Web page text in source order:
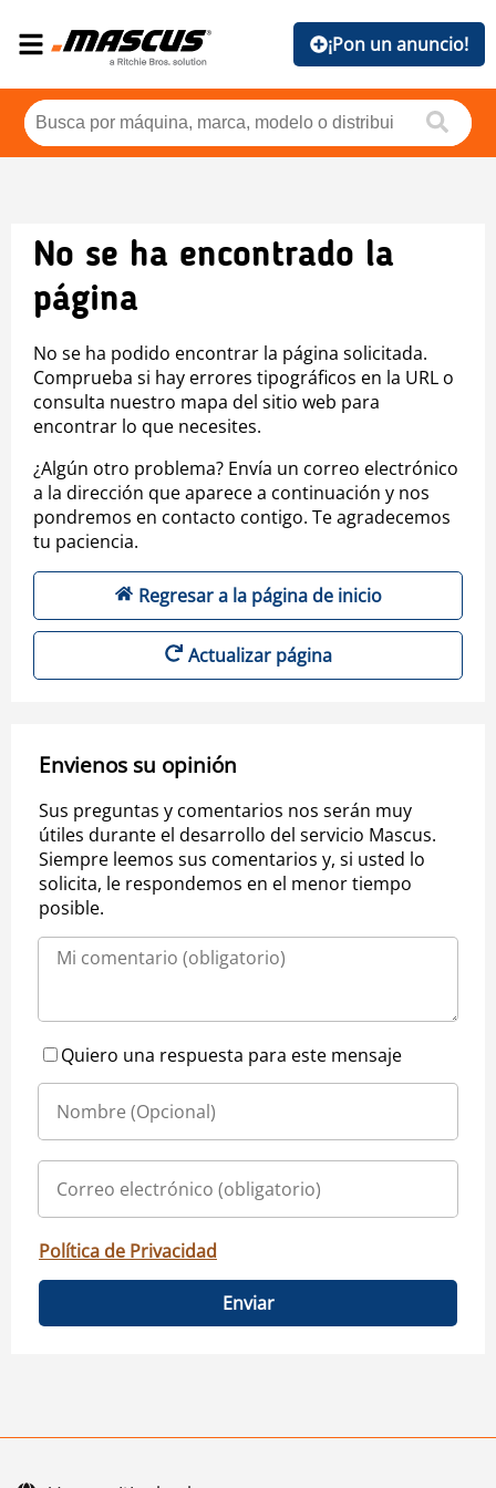
¡Pon un anuncio!
No se ha encontrado la
página
No se ha podido encontrar la página solicitada.
Comprueba si hay errores tipográficos en la URL o
consulta nuestro mapa del sitio web para
encontrar lo que necesites.
¿Algún otro problema? Envía un correo electrónico
a la dirección que aparece a continuación y nos
pondremos en contacto contigo. Te agradecemos
tu paciencia.
Regresar a la página de inicio
Actualizar página
Envienos su opinión
Sus preguntas y comentarios nos serán muy
útiles durante el desarrollo del servicio Mascus.
Siempre leemos sus comentarios y, si usted lo
solicita, le respondemos en el menor tiempo
posible.
Quiero una respuesta para este mensaje
Política de Privacidad
Enviar